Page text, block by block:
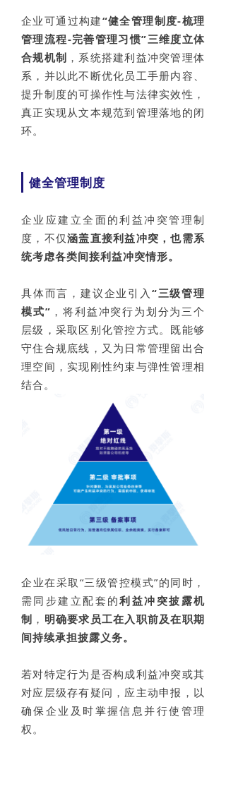
企业可通过构建“健全管理制度-梳理
管理流程-完善管理习惯”三维度立体
合规机制 ，系统搭建利益冲突管理体
系，并以此不断优化员工手册内容、
提升制度的可操作性与法律实效性，
真正实现从文本规范到管理落地的闭
环。
健全管理制度
企业应建立全面的利益冲突管理制
度，不仅涵盖直接利益冲突，也需系
统考虑各类间接利益冲突情形。
具体而言，建议企业引入 “三级管理
模式” ，将利益冲突行为划分为三个
层级，采取区别化管控方式。既能够
守住合规底线，又为日常管理留出合
理空间，实现刚性约束与弹性管理相
结合。
企业在采取“三级管控模式”的同时，
需同步建立配套的利益冲突披露机
制 ， 明确要求员工在入职前及在职期
间持续承担披露义务。
若对特定行为是否构成利益冲突或其
对应层级存有疑问，应主动申报，以
确保企业及时掌握信息并行使管理
权。